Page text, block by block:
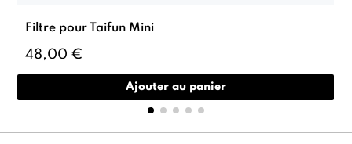
Filtre pour Taifun Mini
48,00 €
Ajouter au panier